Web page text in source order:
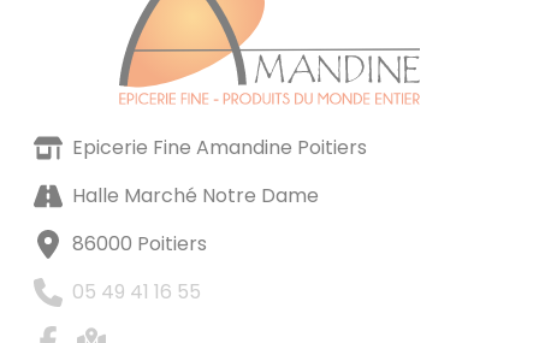
Epicerie Fine Amandine Poitiers
Halle Marché Notre Dame
86000 Poitiers
05 49 41 16 55